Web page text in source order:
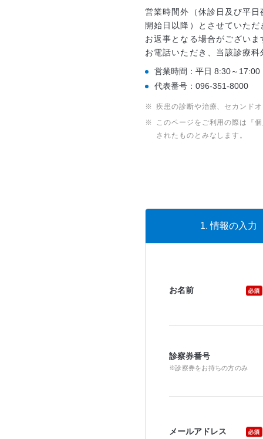
営業時間外（休診日及び平
開始日以降）とさせていた
お返事となる場合がござい
お電話いただき、当該診療科
営業時間：平日 8:30～17:00
代表番号：096-351-8000
疾患の診断や治療、セカンド
このページをご利用の際は『
されたものとみなします。
1.情報の入力
お名前
診察券番号
診察券をお持ちの方のみ
メールアドレス